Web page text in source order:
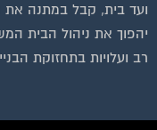
ועד בית, קבל במתנה את
יהפוך את ניהול הבית
רב ועלויות בתחזוקת הבניין!